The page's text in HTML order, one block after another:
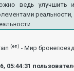
ведь улучшить
реальности,
(en) - Мир
05:44:31